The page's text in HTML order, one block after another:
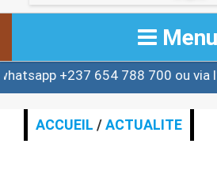
Menu
ACCUEIL
ACTUALITE
654 788 700 ou via l'adresse
ACCUEIL /ACTUALITE